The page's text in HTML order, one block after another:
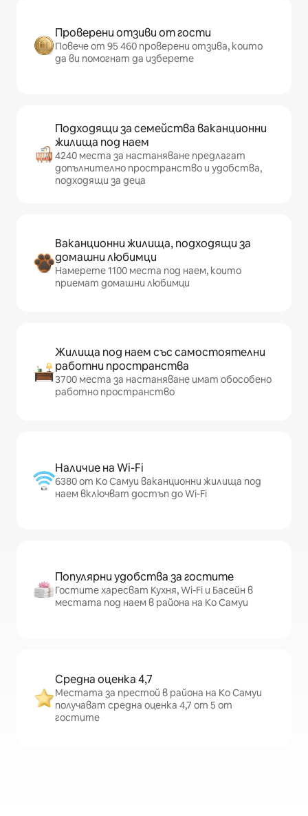
Проверени отзиви от гости
Повече от 95 460 проверени отзива, които
да ви помогнат да изберете
Подходящи за семейства ваканционни
жилища под наем
4240 места за настаняване предлагат
допълнително пространство и удобства,
подходящи за деца
Ваканционни жилища, подходящи за
домашни любимци
Намерете 1100 места под наем, които
приемат домашни любимци
Жилища под наем със самостоятелни
работни пространства
3700 места за настаняване имат обособено
работно пространство
Наличие на Wi-Fi
6380 от Ко Самуи ваканционни жилища под
наем включват достъп до Wi-Fi
Популярни удобства за гостите
Гостите харесват Кухня, Wi-Fi и Басейн в
местата под наем в района на Ко Самуи
Средна оценка 4,7
Местата за престой в района на Ко Самуи
получават средна оценка 4,7 от 5 от
гостите